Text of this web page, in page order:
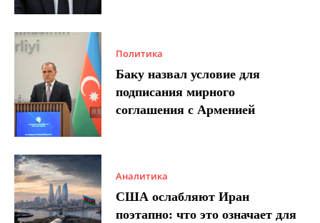
Политика
Баку назвал условие для
подписания мирного
соглашения с Арменией
Аналитика
США ослабляют Иран
поэтапно: что это означает для